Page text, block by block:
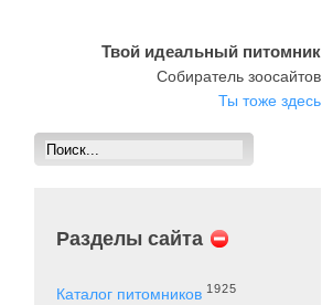
Твой идеальный питомник
Собиратель зоосайтов
Ты тоже здесь
Разделы сайта
Каталог питомников 1925